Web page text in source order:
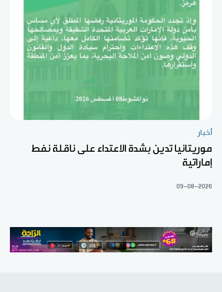
أخبار
موريتانيا تدين بشدة الاعتداء على ناقلة نفط
إماراتية
09-08-2026